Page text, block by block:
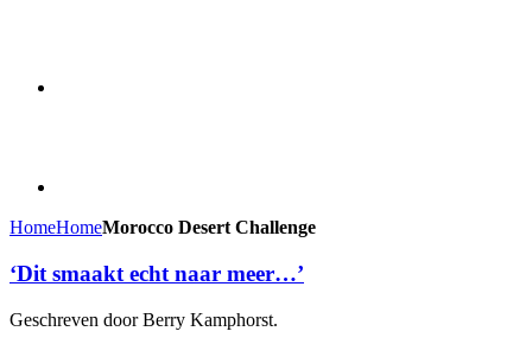
HomeHomeMorocco Desert Challenge
‘Dit smaakt echt naar meer…’
Geschreven door Berry Kamphorst.